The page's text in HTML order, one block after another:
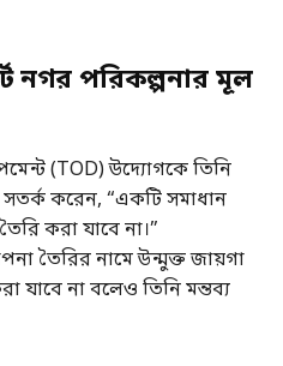
নগর পরিকল্পনার মূল
(TOD) উদ্যোগকে তিনি
করেন, “একটি সমাধান
করা যাবে না।”
তৈরির নামে উন্মুক্ত জায়গা
যাবে না বলেও তিনি মন্তব্য